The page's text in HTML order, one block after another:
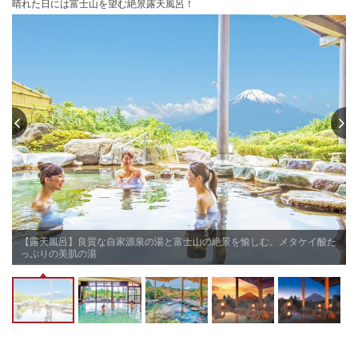
の確約はおひとり1,000円増
で
お部屋の詳細を見る
申込番号 1415-W1011 2名 室時大人1名あたり(税込)
190
Previous
木)
円
せ
8/14(金)
残り4室
38,340円
予約
8/15(土)
残り9室
33,390円
8/16(日)
残り5室
24,920円
予約
8/17(月)
残り5室
24,920円
8/
プランの詳細を見る
晴れた日には富士山を望む絶景露天風呂！
【露天風呂】良質な自家源泉の湯と富士山の絶景を愉しむ。メタケイ酸た
っぷりの美肌の湯